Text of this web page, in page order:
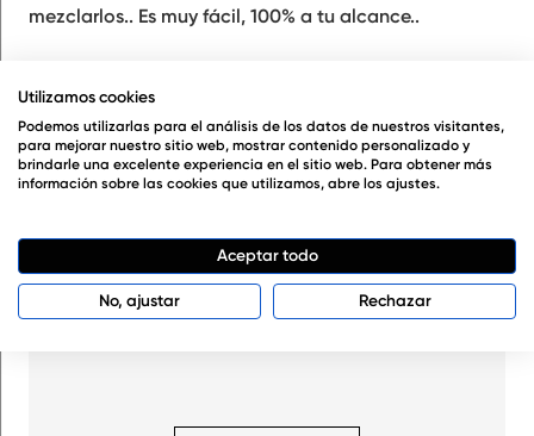
mezclarlos.. Es muy fácil, 100% a tu alcance..
Buscar:
CÓMO HACER WAX MELTS AROMÁTICOS PASO A
Utilizamos cookies
Podemos utilizarlas para el análisis de los datos de nuestros visitantes,
para mejorar nuestro sitio web, mostrar contenido personalizado y
brindarle una excelente experiencia en el sitio web. Para obtener más
información sobre las cookies que utilizamos, abre los ajustes.
Aceptar todo
No, ajustar Rechazar